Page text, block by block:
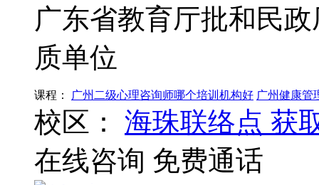
广东省教育厅批和民
质单位
课程： 广州二级心理咨询师哪个培训机构好 广州健康管
校区： 海珠联络点 获
在线咨询 免费通话